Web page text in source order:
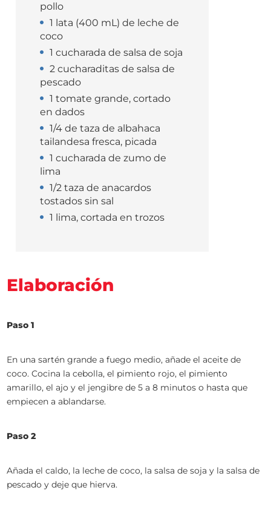
pollo
1 lata (400 mL) de leche de
coco
1 cucharada de salsa de soja
2 cucharaditas de salsa de
pescado
1 tomate grande, cortado
en dados
1/4 de taza de albahaca
tailandesa fresca, picada
1 cucharada de zumo de
lima
1/2 taza de anacardos
tostados sin sal
1 lima, cortada en trozos
Elaboración
Paso 1
En una sartén grande a fuego medio, añade el aceite de
coco. Cocina la cebolla, el pimiento rojo, el pimiento
amarillo, el ajo y el jengibre de 5 a 8 minutos o hasta que
empiecen a ablandarse.
Paso 2
Añada el caldo, la leche de coco, la salsa de soja y la salsa de
pescado y deje que hierva.